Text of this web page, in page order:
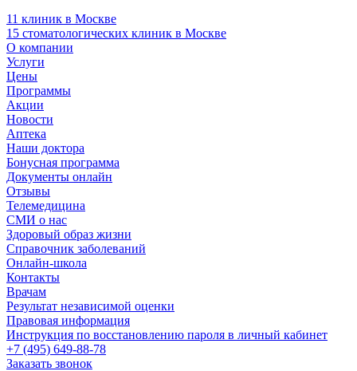
11 клиник в Москве
15 стоматологических клиник в Москве
О компании
Услуги
Цены
Программы
Акции
Новости
Аптека
Наши доктора
Бонусная программа
Документы онлайн
Отзывы
Телемедицина
СМИ о нас
Здоровый образ жизни
Справочник заболеваний
Онлайн-школа
Контакты
Врачам
Результат независимой оценки
Правовая информация
Инструкция по восстановлению пароля в личный кабинет
+7 (495) 649-88-78
Заказать звонок